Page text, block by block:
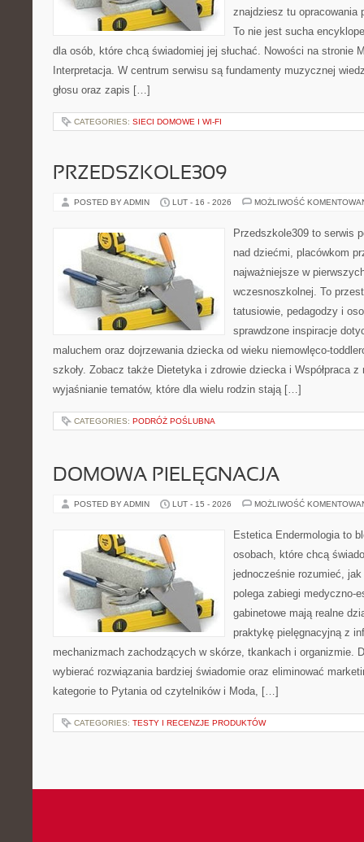
znajdziesz tu opracowania
To nie jest sucha
dla osób, które chcą świadomiej jej słuchać. Nowości na stronie
Interpretacja. W centrum serwisu są fundamenty muzycznej
głosu oraz zapis […]
CATEGORIES: SIECI DOMOWE I WI-FI
PRZEDSZKOLE309
POSTED BY ADMIN LUT - 16 - 2026 MOŻLIWOŚĆ
Przedszkole309 to serwis
nad dziećmi, placówkom
najważniejsze w
wczesnoszkolnej. To
tatusiowie, pedagodzy i
sprawdzone inspiracje
maluchem oraz dojrzewania dziecka od wieku niemowlęco-
szkoły. Zobacz także Dietetyka i zdrowie dziecka i Współpraca
wyjaśnianie tematów, które dla wielu rodzin stają […]
CATEGORIES: PODRÓŻ POŚLUBNA
DOMOWA PIELĘGNACJA
POSTED BY ADMIN LUT - 15 - 2026 MOŻLIWOŚĆ
Estetica Endermologia to
osobach, które chcą
jednocześnie rozumieć,
polega zabiegi medyczno-
gabinetowe mają realne
praktykę pielęgnacyjną z
mechanizmach zachodzących w skórze, tkankach i organizmie.
wybierać rozwiązania bardziej świadomie oraz eliminować
kategorie to Pytania od czytelników i Moda, […]
CATEGORIES: TESTY I RECENZJE PRODUKTÓW